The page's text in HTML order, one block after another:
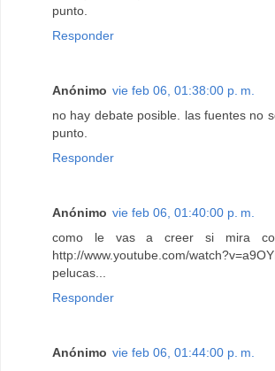
punto.
Responder
Anónimo vie feb 06, 01:38:00 p. m.
no hay debate posible. las fuentes no
punto.
Responder
Anónimo vie feb 06, 01:40:00 p. m.
como le vas a creer si mira
http://www.youtube.com/
pelucas...
Responder
Anónimo vie feb 06, 01:44:00 p. m.